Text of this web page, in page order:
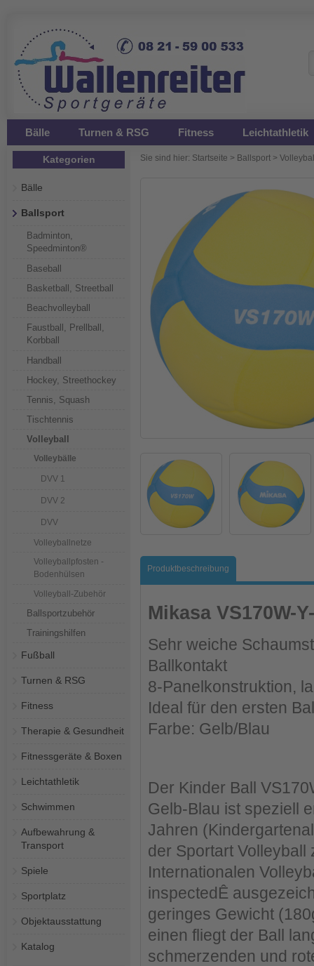
Bälle Turnen & RSG Fitness Leichtathletik
Kategorien
Bälle
Ballsport
Badminton,
Speedminton®
Baseball
Basketball, Streetball
Beachvolleyball
Faustball, Prellball,
Korbball
Handball
Hockey, Streethockey
Tennis, Squash
Tischtennis
Volleyball
Volleybälle
DVV 1
DVV 2
DVV
Volleyballnetze
Volleyballpfosten -
Bodenhülsen
Volleyball-Zubehör
Ballsportzubehör
Trainingshilfen
Fußball
Turnen & RSG
Fitness
Therapie & Gesundheit
Fitnessgeräte & Boxen
Leichtathletik
Schwimmen
Aufbewahrung &
Transport
Spiele
Sportplatz
Objektausstattung
Katalog
Sie sind hier: Startseite > Ballsport >
Produktbeschreibung
Mikasa VS170W-
Sehr weiche
Ballkontakt
8-Panelkonstruktion,
Ideal für den ersten
Farbe: Gelb/Blau
Der Kinder Ball
Gelb-Blau ist speziell
Jahren
der Sportart Volleyball
Internationalen
inspectedÊ
geringes Gewicht
einen fliegt der Ball
schmerzenden und